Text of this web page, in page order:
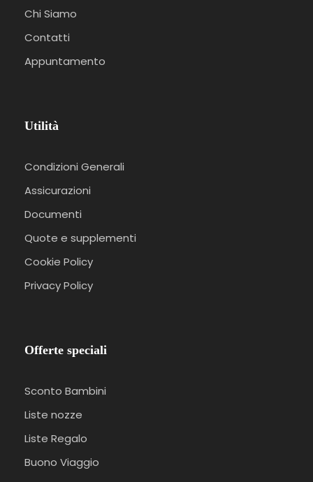
Chi Siamo
Contatti
Appuntamento
Utilità
Condizioni Generali
Assicurazioni
Documenti
Quote e supplementi
Cookie Policy
Privacy Policy
Offerte speciali
Sconto Bambini
Liste nozze
Liste Regalo
Buono Viaggio